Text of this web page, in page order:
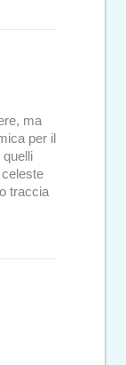
ma
per il
traccia